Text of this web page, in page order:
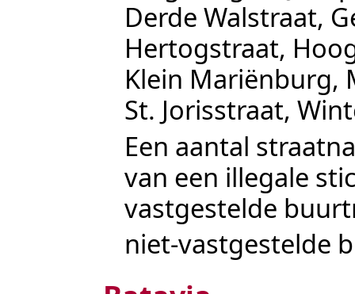
Derde Walstraat,
Hertogstraat,
Klein Mariënburg,
St. Jorisstraat,
Een aantal
van een illegale
vastgestelde
niet-vastgestelde